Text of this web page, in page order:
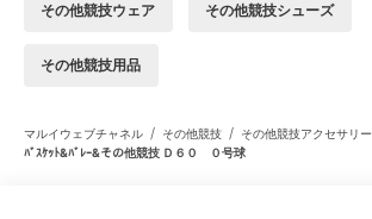
その他競技ウェア その他競技シューズ
その他競技用品
マルイウェブチャネル / その他競技 / その他競技アクセサリー
ﾊﾞｽｹｯﾄ&ﾊﾞﾚｰ&その他競技 Ｄ６０ ０号球